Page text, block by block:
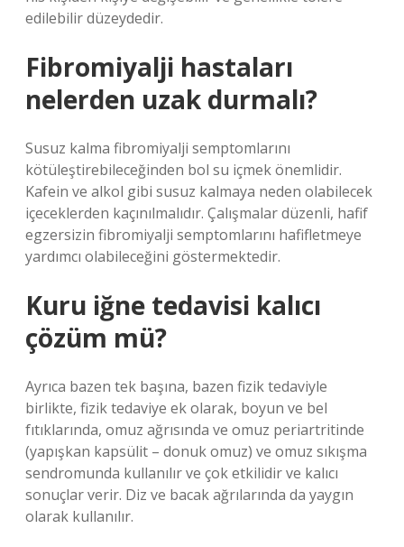
edilebilir düzeydedir.
Fibromiyalji hastaları
nelerden uzak durmalı?
Susuz kalma fibromiyalji semptomlarını
kötüleştirebileceğinden bol su içmek önemlidir.
Kafein ve alkol gibi susuz kalmaya neden olabilecek
içeceklerden kaçınılmalıdır. Çalışmalar düzenli, hafif
egzersizin fibromiyalji semptomlarını hafifletmeye
yardımcı olabileceğini göstermektedir.
Kuru iğne tedavisi kalıcı
çözüm mü?
Ayrıca bazen tek başına, bazen fizik tedaviyle
birlikte, fizik tedaviye ek olarak, boyun ve bel
fıtıklarında, omuz ağrısında ve omuz periartritinde
(yapışkan kapsülit – donuk omuz) ve omuz sıkışma
sendromunda kullanılır ve çok etkilidir ve kalıcı
sonuçlar verir. Diz ve bacak ağrılarında da yaygın
olarak kullanılır.